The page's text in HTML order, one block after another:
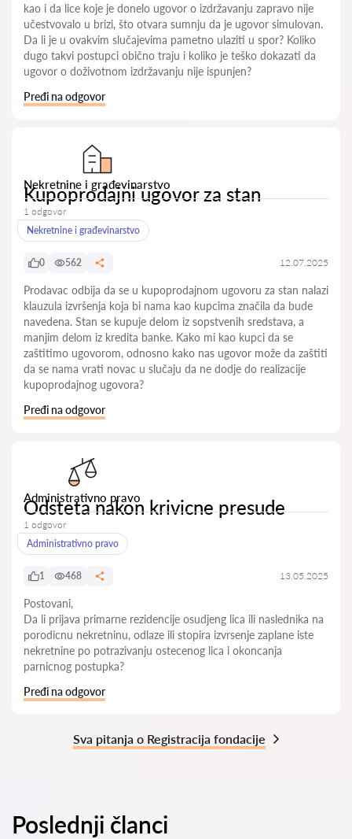
kao i da lice koje je donelo ugovor o izdržavanju zapravo nije
učestvovalo u brizi, što otvara sumnju da je ugovor simulovan.
Da li je u ovakvim slučajevima pametno ulaziti u spor? Koliko
dugo takvi postupci obično traju i koliko je teško dokazati da
ugovor o doživotnom izdržavanju nije ispunjen?
Pređi na odgovor
Nekretnine i građevinarstvo
Kupoprodajni ugovor za stan
1 odgovor
Nekretnine i građevinarstvo
0 562 12.07.2025
Prodavac odbija da se u kupoprodajnom ugovoru za stan nalazi
klauzula izvršenja koja bi nama kao kupcima značila da bude
navedena. Stan se kupuje delom iz sopstvenih sredstava, a
manjim delom iz kredita banke. Kako mi kao kupci da se
zaštitimo ugovorom, odnosno kako nas ugovor može da zaštiti
da se nama vrati novac u slučaju da ne dodje do realizacije
kupoprodajnog ugovora?
Pređi na odgovor
Administrativno pravo
Odsteta nakon krivicne presude
1 odgovor
Administrativno pravo
1 468 13.05.2025
Postovani,
Da li prijava primarne rezidencije osudjeng lica ili naslednika na
porodicnu nekretninu, odlaze ili stopira izvrsenje zaplane iste
nekretnine po potrazivanju ostecenog lica i okoncanja
parnicnog postupka?
Pređi na odgovor
Sva pitanja o Registracija fondacije
Poslednji članci